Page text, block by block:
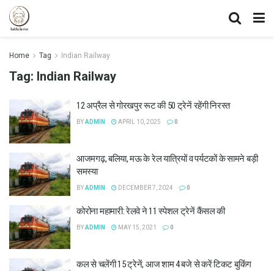
Home Tag Indian Railway
Tag: Indian Railway
12 अप्रैल से गोरखपुर रूट की 50 ट्रेनें रहेंगी निरस्त
BYADMIN APRIL 10, 2025 0
आजमगढ़, बलिया, मऊ के रेल यात्रियों व पर्यटकों के सामने बड़ी
समस्या
BYADMIN DECEMBER 7, 2024 0
कोरोना महामारी: रेलवे ने 11 स्पेशल ट्रेनें कैंसल की
BYADMIN MAY 15, 2021 0
कल से चलेंगी 15 ट्रेनें, आज शाम 4 बजे से करें टिकट बुकिंग